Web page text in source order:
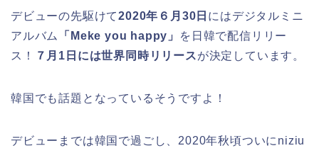
デビューの先駆けて2020年６月30日 にはデジタルミニ
アルバム
「Meke you happy」
を日韓で配信リリー
ス！
７月1日には世界同時リリースが決定しています。
韓国でも話題となっているそうですよ！
デビューまでは韓国で過ごし、2020年秋頃ついにniziu